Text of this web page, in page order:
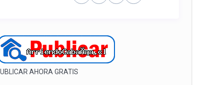
AHORA GRATIS